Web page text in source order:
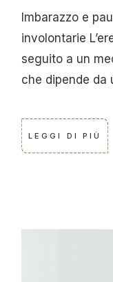
Imbarazzo e
involontarie
seguito a un
che dipende da
LEGGI DI PIÙ